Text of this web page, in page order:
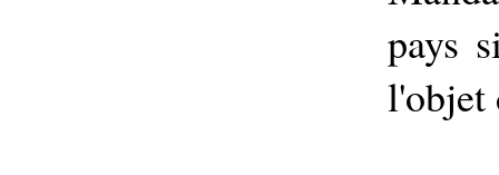
pays
l'objet